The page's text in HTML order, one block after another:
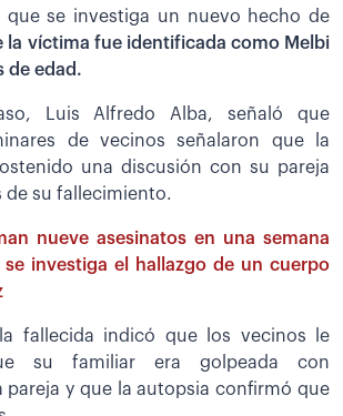
que se investiga un nuevo hecho de
la víctima fue identificada como Melbi
de edad.
Luis Alfredo Alba, señaló que
de vecinos señalaron que la
una discusión con su pareja
de su fallecimiento.
nueve asesinatos en una semana
investiga el hallazgo de un cuerpo
fallecida indicó que los vecinos le
su familiar era golpeada con
pareja y que la autopsia confirmó que